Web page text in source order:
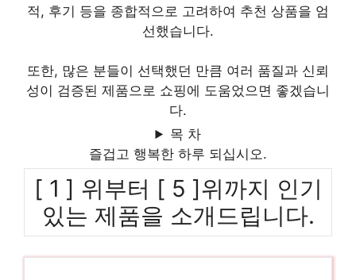
적, 후기 등을 종합적으로 고려하여 추천 상품을 엄
선했습니다.
또한, 많은 분들이 선택했던 만큼 여러 품질과 신뢰
성이 검증된 제품으로 쇼핑에 도움었으면 좋겠습니
다.
목 차
즐겁고 행복한 하루 되십시오.
[ 1 ] 위부터 [ 5 ]위까지 인기
있는 제품을 소개드립니다.